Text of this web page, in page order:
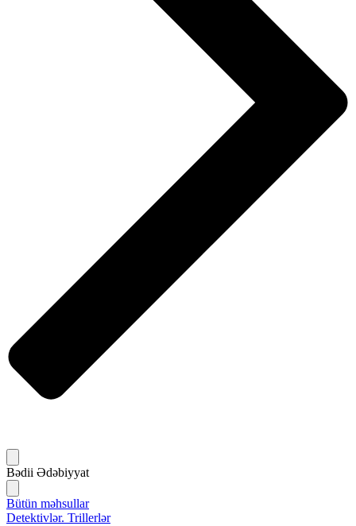
Bədii Ədəbiyyat
Bütün məhsullar
Detektivlər. Trillerlər